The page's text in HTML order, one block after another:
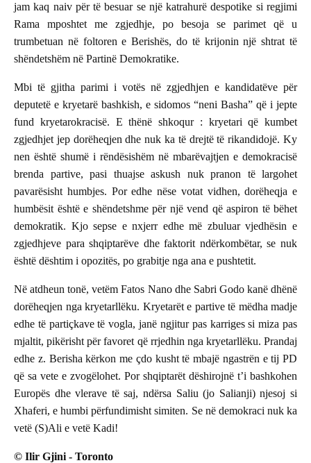
jam kaq naiv për të besuar se një katrahurë despotike si regjimi
Rama mposhtet me zgjedhje, po besoja se parimet që u
trumbetuan në foltoren e Berishës, do të krijonin një shtrat të
shëndetshëm në Partinë Demokratike.
Mbi të gjitha parimi i votës në zgjedhjen e kandidatëve për
deputetë e kryetarë bashkish, e sidomos “neni Basha” që i jepte
fund kryetarokracisë. E thënë shkoqur : kryetari që kumbet
zgjedhjet jep dorëheqjen dhe nuk ka të drejtë të rikandidojë. Ky
nen është shumë i rëndësishëm në mbarëvajtjen e demokracisë
brenda partive, pasi thuajse askush nuk pranon të largohet
pavarësisht humbjes. Por edhe nëse votat vidhen, dorëheqja e
humbësit është e shëndetshme për një vend që aspiron të bëhet
demokratik. Kjo sepse e nxjerr edhe më zbuluar vjedhësin e
zgjedhjeve para shqiptarëve dhe faktorit ndërkombëtar, se nuk
është dështim i opozitës, po grabitje nga ana e pushtetit.
Në atdheun tonë, vetëm Fatos Nano dhe Sabri Godo kanë dhënë
dorëheqjen nga kryetarllëku. Kryetarët e partive të mëdha madje
edhe të partiçkave të vogla, janë ngjitur pas karriges si miza pas
mjaltit, pikërisht për favoret që rrjedhin nga kryetarllëku. Prandaj
edhe z. Berisha kërkon me çdo kusht të mbajë ngastrën e tij PD
që sa vete e zvogëlohet. Por shqiptarët dëshirojnë t’i bashkohen
Europës dhe vlerave të saj, ndërsa Saliu (jo Salianji) njesoj si
Xhaferi, e humbi përfundimisht simiten. Se në demokraci nuk ka
vetë (S)Ali e vetë Kadi!
© Ilir Gjini - Toronto